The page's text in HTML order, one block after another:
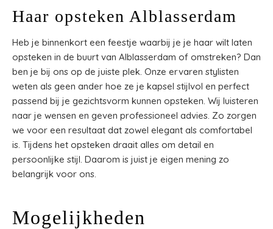
Haar opsteken Alblasserdam
Heb je binnenkort een feestje waarbij je je haar wilt laten
opsteken in de buurt van Alblasserdam of omstreken? Dan
ben je bij ons op de juiste plek. Onze ervaren stylisten
weten als geen ander hoe ze je kapsel stijlvol en perfect
passend bij je gezichtsvorm kunnen opsteken. Wij luisteren
naar je wensen en geven professioneel advies. Zo zorgen
we voor een resultaat dat zowel elegant als comfortabel
is. Tijdens het opsteken draait alles om detail en
persoonlijke stijl. Daarom is juist je eigen mening zo
belangrijk voor ons.
Mogelijkheden